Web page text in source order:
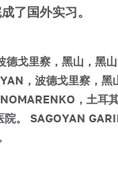
了国外实习。
戈里察，黑山，黑山
，波德戈里察，黑
，土耳
。
SAGOYAN